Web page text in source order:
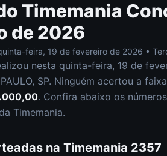
Timemania
de 2026
feira, 19 de fevereiro de 2026 •
nesta quinta-feira, 19 de
SP. Ninguém acertou a
. Confira abaixo os
da Timemania.
na Timemania 2357